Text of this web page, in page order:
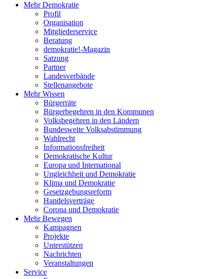
Mehr Demokratie
Profil
Organisation
Mitgliederservice
Beratung
demokratie!-Magazin
Satzung
Partner
Landesverbände
Stellenangebote
Mehr Wissen
Bürgerräte
Bürgerbegehren in den Kommunen
Volksbegehren in den Ländern
Bundesweite Volksabstimmung
Wahlrecht
Informationsfreiheit
Demokratische Kultur
Europa und International
Ungleichheit und Demokratie
Klima und Demokratie
Gesetzgebungsreform
Handelsverträge
Corona und Demokratie
Mehr Bewegen
Kampagnen
Projekte
Unterstützen
Nachrichten
Veranstaltungen
Service